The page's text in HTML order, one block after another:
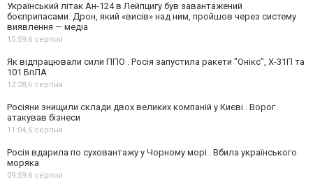
Український літак Ан-124 в Лейпцигу був завантажений
боєприпасами. Дрон, який «висів» над ним, пройшов через систему
виявлення — медіа
15:59,6 серпня
Як відпрацювали сили ППО . Росія запустила ракети "Онікс", Х-31П та
101 БпЛА
12:28,6 серпня
Росіяни знищили склади двох великих компаній у Києві . Ворог
атакував бізнеси
11:04,6 серпня
Росія вдарила по суховантажу у Чорному морі . Вбила українського
моряка
09:59,6 серпня